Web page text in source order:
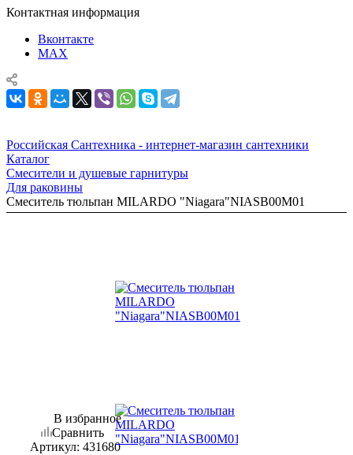
Контактная информация
Вконтакте
MAX
Российская Сантехника - интернет-магазин сантехники
Каталог
Смесители и душевые гарнитуры
Для раковины
Смеситель тюльпан MILARDO "Niagara"NIASB00M01
В избранное
Сравнить
Артикул: 431680